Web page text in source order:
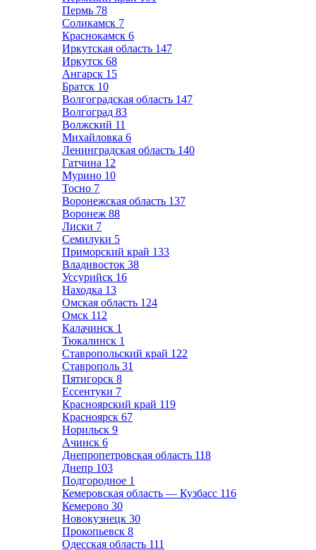
Пермь 78
Соликамск 7
Краснокамск 6
Иркутская область 147
Иркутск 68
Ангарск 15
Братск 10
Волгоградская область 147
Волгоград 83
Волжский 11
Михайловка 6
Ленинградская область 140
Гатчина 12
Мурино 10
Тосно 7
Воронежская область 137
Воронеж 88
Лиски 7
Семилуки 5
Приморский край 133
Владивосток 38
Уссурийск 16
Находка 13
Омская область 124
Омск 112
Калачинск 1
Тюкалинск 1
Ставропольский край 122
Ставрополь 31
Пятигорск 8
Ессентуки 7
Красноярский край 119
Красноярск 67
Норильск 9
Ачинск 6
Днепропетровская область 118
Днепр 103
Подгородное 1
Кемеровская область — Кузбасс 116
Кемерово 30
Новокузнецк 30
Прокопьевск 8
Одесская область 111